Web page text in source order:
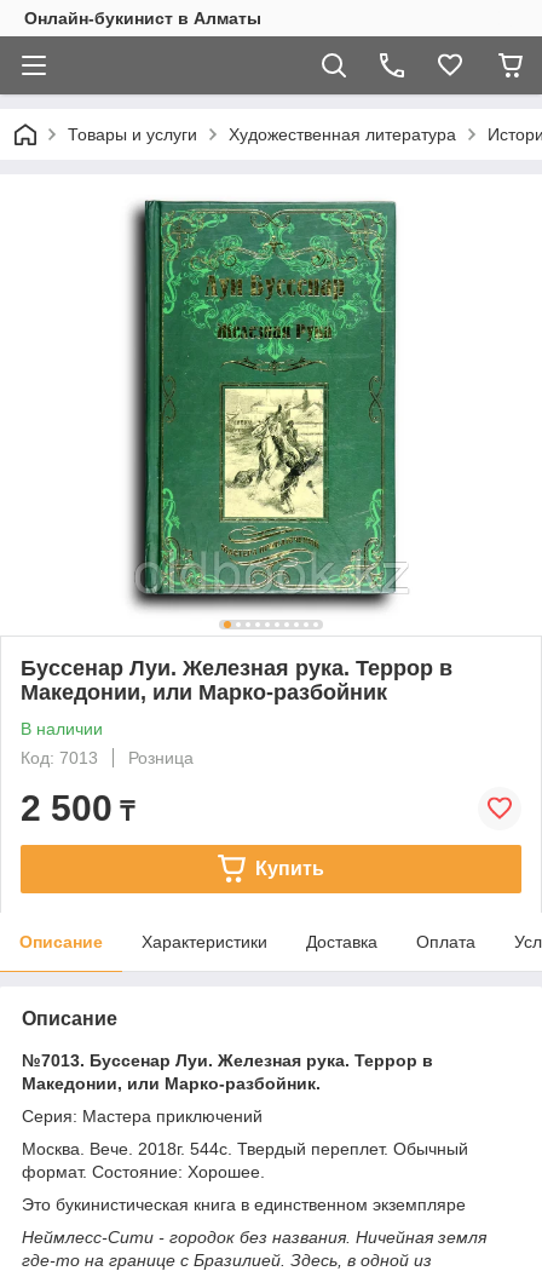
Онлайн-букинист в Алматы
Товары и услуги Художественная литература
Буссенар Луи. Железная рука. Террор в
Македонии, или Марко-разбойник
В наличии
Код: 7013
Розница
2 500 ₸
Купить
Описание Характеристики Доставка Оплата
Описание
№7013. Буссенар Луи. Железная рука. Террор в
Македонии, или Марко-разбойник.
Серия: Мастера приключений
Москва. Вече. 2018г. 544с. Твердый переплет. Обычный
формат. Состояние: Хорошее.
Это букинистическая книга в единственном экземпляре
Неймлесс-Сити - городок без названия. Ничейная земля
где-то на границе с Бразилией. Здесь, в одной из